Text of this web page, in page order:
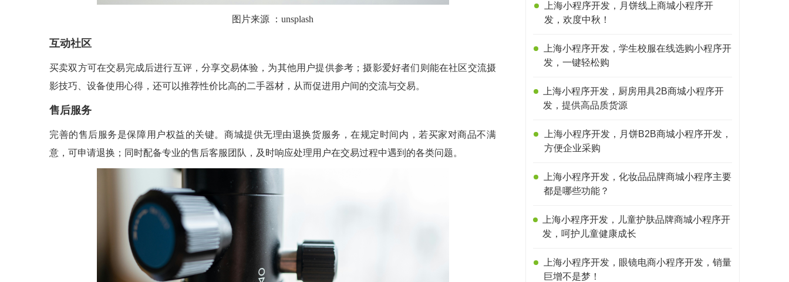
图片来源 ： unsplash
互动社区
买卖双方可在交易完成后进行互评，分享交易体验，为其他用户提供参考；摄影爱好者们则能在社区交流摄
影技巧、设备使用心得，还可以推荐性价比高的二手器材，从而促进用户间的交流与交易。
售后服务
完善的售后服务是保障用户权益的关键。商城提供无理由退换货服务，在规定时间内，若买家对商品不满
意，可申请退换；同时配备专业的售后客服团队，及时响应处理用户在交易过程中遇到的各类问题。
上海小程序开发，月饼线上商城小程序开
发，欢度中秋！
上海小程序开发，学生校服在线选购小程序开
发，一键轻松购
上海小程序开发，厨房用具2B商城小程序开
发，提供高品质货源
上海小程序开发，月饼B2B商城小程序开发，
方便企业采购
上海小程序开发，化妆品品牌商城小程序主要
都是哪些功能？
上海小程序开发，儿童护肤品牌商城小程序开
发，呵护儿童健康成长
上海小程序开发，眼镜电商小程序开发，销量
巨增不是梦！